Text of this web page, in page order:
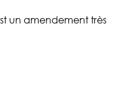
un amendement très